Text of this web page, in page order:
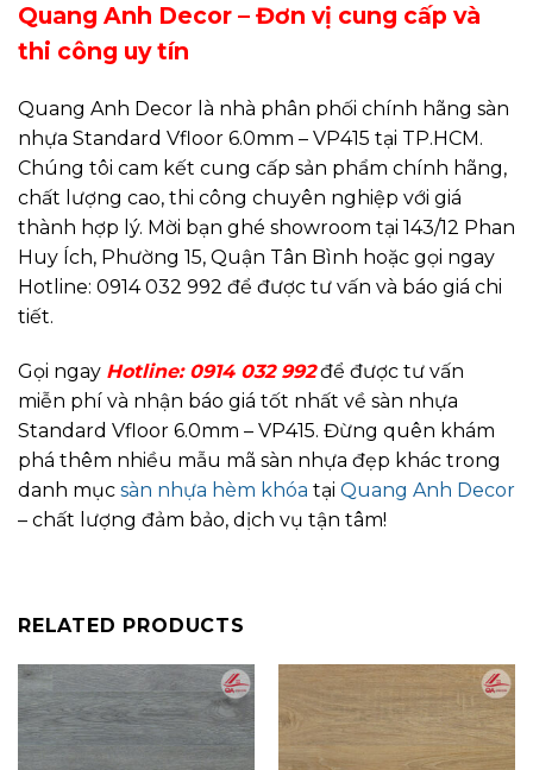
Quang Anh Decor – Đơn vị cung cấp và
thi công uy tín
Quang Anh Decor là nhà phân phối chính hãng sàn
nhựa Standard Vfloor 6.0mm – VP415 tại TP.HCM.
Chúng tôi cam kết cung cấp sản phẩm chính hãng,
chất lượng cao, thi công chuyên nghiệp với giá
thành hợp lý. Mời bạn ghé showroom tại 143/12 Phan
Huy Ích, Phường 15, Quận Tân Bình hoặc gọi ngay
Hotline: 0914 032 992 để được tư vấn và báo giá chi
tiết.
Gọi ngay Hotline: 0914 032 992để được tư vấn
miễn phí và nhận báo giá tốt nhất về sàn nhựa
Standard Vfloor 6.0mm – VP415. Đừng quên khám
phá thêm nhiều mẫu mã sàn nhựa đẹp khác trong
danh mục sàn nhựa hèm khóa tại Quang Anh Decor
– chất lượng đảm bảo, dịch vụ tận tâm!
RELATED PRODUCTS